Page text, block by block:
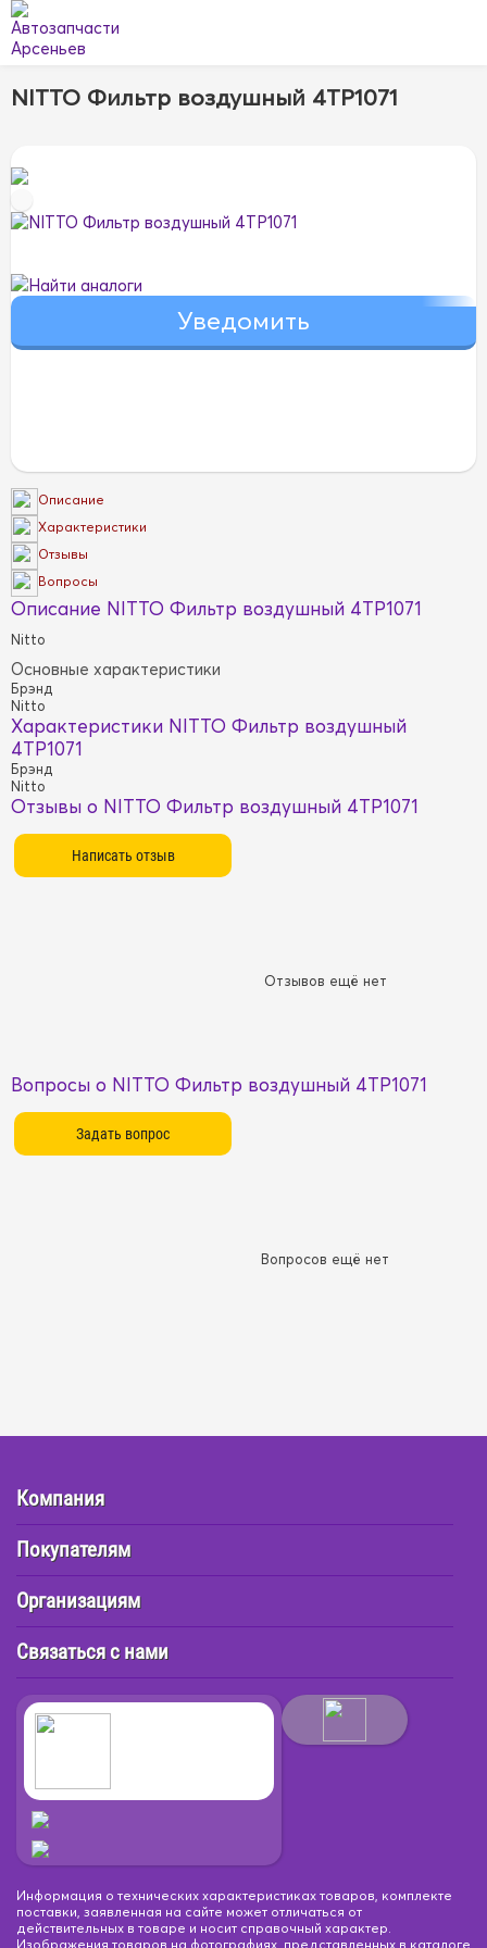
NITTO Фильтр воздушный 4TP1071
Найти аналоги
Описание
Характеристики
Отзывы
Вопросы
Описание NITTO Фильтр воздушный 4TP1071
Nitto
Основные характеристики
Брэнд
Nitto
Характеристики NITTO Фильтр воздушный
4TP1071
Брэнд
Nitto
Отзывы о NITTO Фильтр воздушный 4TP1071
Отзывов ещё нет
Вопросы о NITTO Фильтр воздушный 4TP1071
Вопросов ещё нет
Компания
Покупателям
Организациям
Связаться с нами
Информация о технических характеристиках товаров, комплекте
поставки, заявленная на сайте может отличаться от
действительных в товаре и носит справочный характер.
Изображения товаров на фотографиях, представленных в каталоге